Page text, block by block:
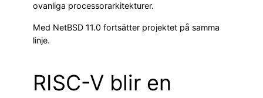
ovanliga processorarkitekturer.
Med NetBSD 11.0 fortsätter projektet på samma
linje.
RISC-V blir en